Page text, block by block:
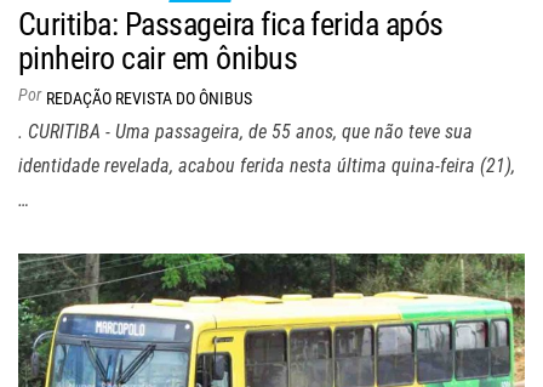
Curitiba: Passageira fica ferida após
pinheiro cair em ônibus
Por REDAÇÃO REVISTA DO ÔNIBUS
. CURITIBA - Uma passageira, de 55 anos, que não teve sua
identidade revelada, acabou ferida nesta última quina-feira (21),
…